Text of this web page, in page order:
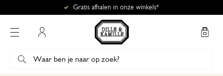
Gratis afhalen in onze winkels*